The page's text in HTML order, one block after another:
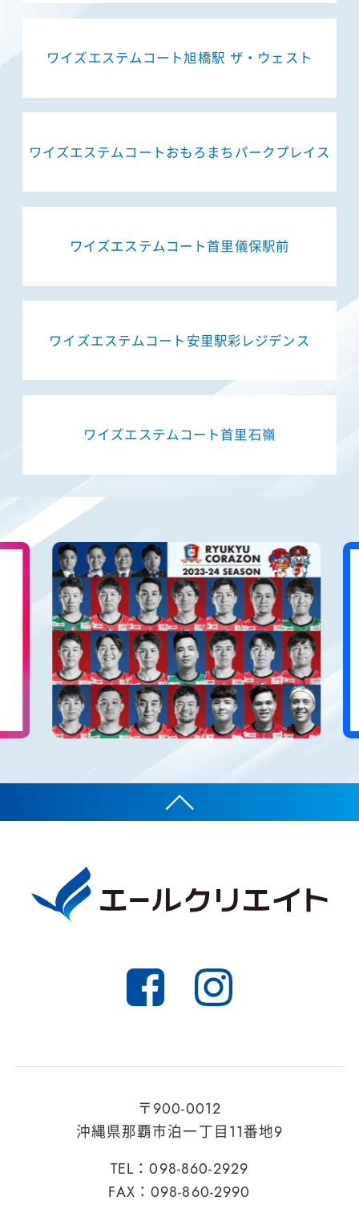
ワイズエステムコート旭橋駅 ザ・ウェスト
ワイズエステムコートおもろまちパークプレイス
ワイズエステムコート首里儀保駅前
ワイズエステムコート安里駅彩レジデンス
ワイズエステムコート首里石嶺
〒900-0012
沖縄県那覇市泊一丁目11番地9
TEL：098-860-2929
FAX：098-860-2990